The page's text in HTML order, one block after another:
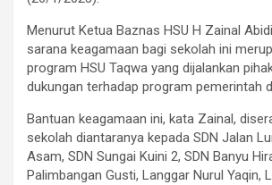
Menurut Ketua Baznas HSU H Zainal
sarana keagamaan bagi sekolah ini
program HSU Taqwa yang dijalankan
dukungan terhadap program pemerintah
Bantuan keagamaan ini, kata Zainal,
sekolah diantaranya kepada SDN Jalan
Asam, SDN Sungai Kuini 2, SDN Banyu
Palimbangan Gusti, Langgar Nurul Yaqin,